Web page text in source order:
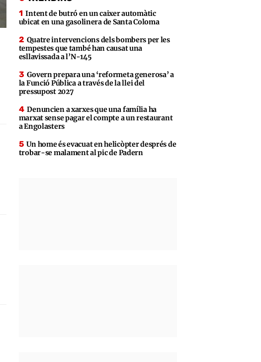
Intent de butró en un caixer automàtic
ubicat en una gasolinera de Santa Coloma
Quatre intervencions dels bombers per les
tempestes que també han causat una
esllavissada a l’N-145
Govern prepara una ‘reformeta generosa’ a
la Funció Pública a través de la llei del
pressupost 2027
Denuncien a xarxes que una família ha
marxat sense pagar el compte a un restaurant
a Engolasters
Un home és evacuat en helicòpter després de
trobar-se malament al pic de Padern